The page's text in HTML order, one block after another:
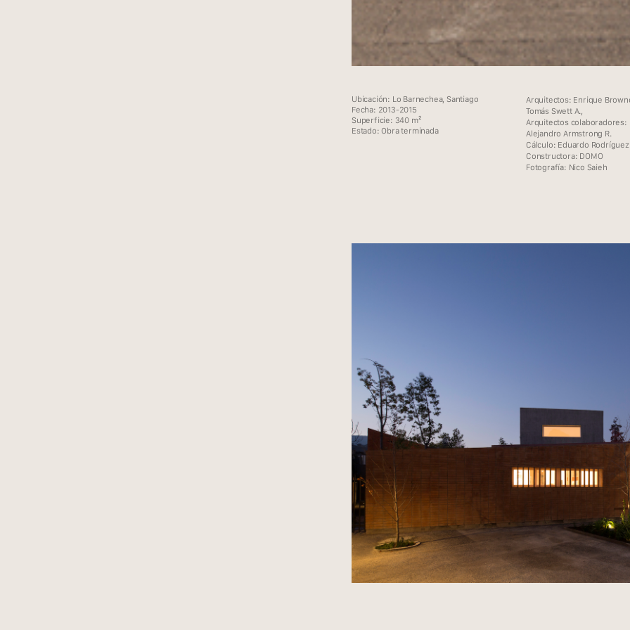
Ubicación: Lo Barnechea, Santiago
Fecha: 2013-2015
Superficie: 340 m²
Estado: Obra terminada
Arquitectos: Enrique
Tomás Swett A.,
Arquitectos colaboradores:
Alejandro Armstrong R.
Cálculo: Eduardo Rodríguez
Constructora: DOMO
Fotografía: Nico Saieh